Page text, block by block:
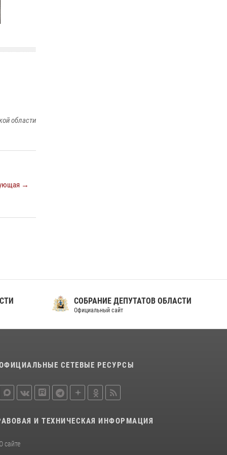
области
→
СОБРАНИЕ ДЕПУТАТОВ ОБЛАСТИ
Официальный сайт
СЕТЕВЫЕ РЕСУРСЫ
И ТЕХНИЧЕСКАЯ ИНФОРМАЦИЯ
О сайте